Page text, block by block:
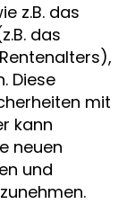
z.B. das
das
Diese
mit
kann
neuen
und